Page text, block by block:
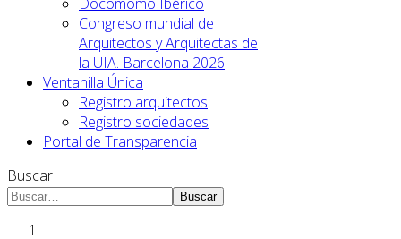
Congreso mundial de
Arquitectos y Arquitectas de
la UIA. Barcelona 2026
Ventanilla Única
Registro arquitectos
Registro sociedades
Portal de Transparencia
Buscar
Buscar